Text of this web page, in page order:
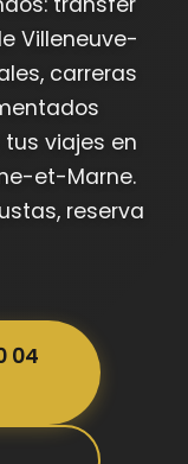
Villeneuve-
carreras
viajes en
et-Marne.
reserva
04